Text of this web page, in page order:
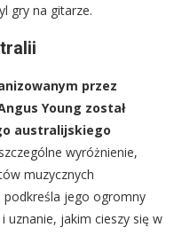
gry na gitarze.
przez
Young został
australijskiego
wyróżnienie,
muzycznych
podkreśla jego ogromny
uznanie, jakim cieszy się w